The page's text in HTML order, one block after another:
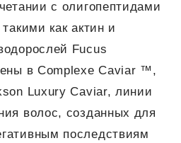
с олигопептидами
как актин и
Fucus
в Complexe Caviar ™,
Luxury Caviar, линии
волос, созданных для
последствиям